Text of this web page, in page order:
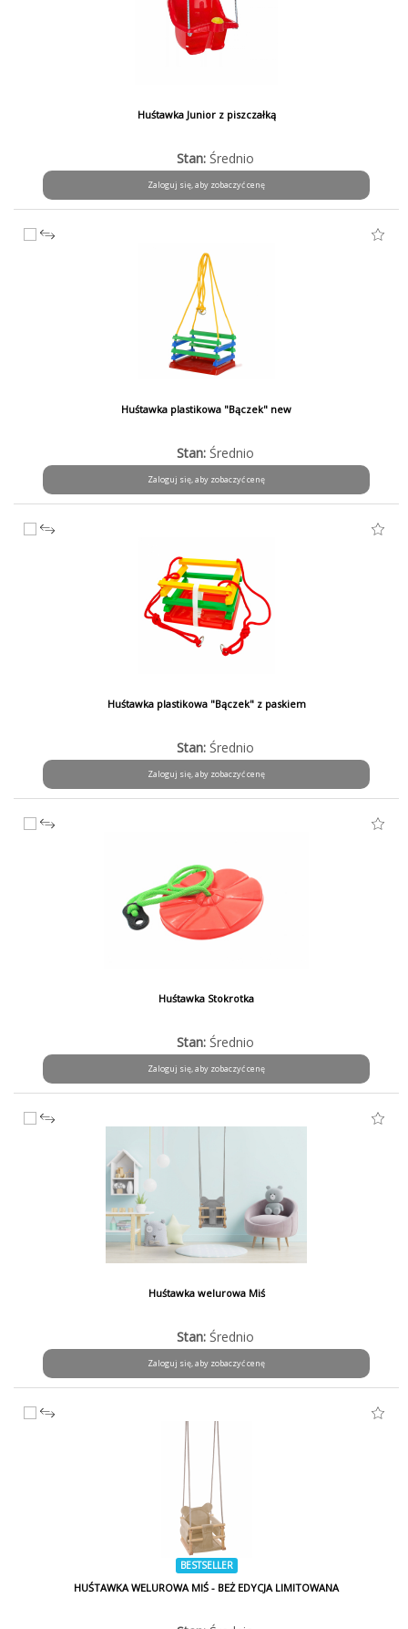
Huśtawka Junior z piszczałką
Stan: Średnio
Zaloguj się, aby zobaczyć cenę
Huśtawka plastikowa "Bączek" new
Stan: Średnio
Zaloguj się, aby zobaczyć cenę
Huśtawka plastikowa "Bączek" z paskiem
Stan: Średnio
Zaloguj się, aby zobaczyć cenę
Huśtawka Stokrotka
Stan: Średnio
Zaloguj się, aby zobaczyć cenę
Huśtawka welurowa Miś
Stan: Średnio
Zaloguj się, aby zobaczyć cenę
BESTSELLER
HUŚTAWKA WELUROWA MIŚ - BEŻ EDYCJA LIMITOWANA